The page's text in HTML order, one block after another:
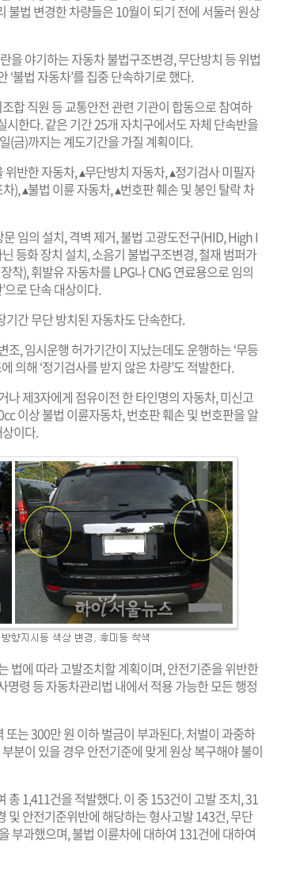
법 변경한 차량들은 10월이 되기 전에 서둘러 원상
을 야기하는 자동차 불법구조변경, 무단방치 등 위법
불법 자동차’를 집중 단속하기로 했다.
합 직원 등 교통안전 관련 기관이 합동으로 참여하
한다. 같은 기간 25개 자치구에서도 자체 단속반을
(금)까지는 계도기간을 가질 계획이다.
반한 자동차, ▴무단방치 자동차, ▴정기검사 미필자
), ▴불법 이륜 자동차, ▴번호판 훼손 및 봉인 탈락 차
임의 설치, 격벽 제거, 불법 고광도전구(HID, High I
등화 장치 설치, 소음기 불법구조변경, 철재 범퍼가
착), 휘발유 자동차를 LPG나 CNG 연료용으로 임의
으로 단속 대상이다.
간 무단 방치된 자동차도 단속한다.
, 임시운행 허가기간이 지났는데도 운행하는 ‘무등
의해 ‘정기검사를 받지 않은 차량’도 적발한다.
제3자에게 점유이전 한 타인명의 자동차, 미신고
이상 불법 이륜자동차, 번호판 훼손 및 번호판을 알
이다.
법에 따라 고발조치할 계획이며, 안전기준을 위반한
령 등 자동차관리법 내에서 적용 가능한 모든 행정
는 300만 원 이하 벌금이 부과된다. 처벌이 과중하
분이 있을 경우 안전기준에 맞게 원상 복구해야 불이
1,411건을 적발했다. 이 중 153건이 고발 조치, 31
및 안전기준위반에 해당하는 형사고발 143건, 무단
부과했으며, 불법 이륜차에 대하여 131건에 대하여